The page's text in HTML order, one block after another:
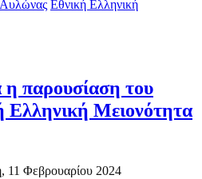
Αυλώνας Εθνική Ελληνική
παρουσίαση του
Ελληνική Μειονότητα
11 Φεβρουαρίου 2024